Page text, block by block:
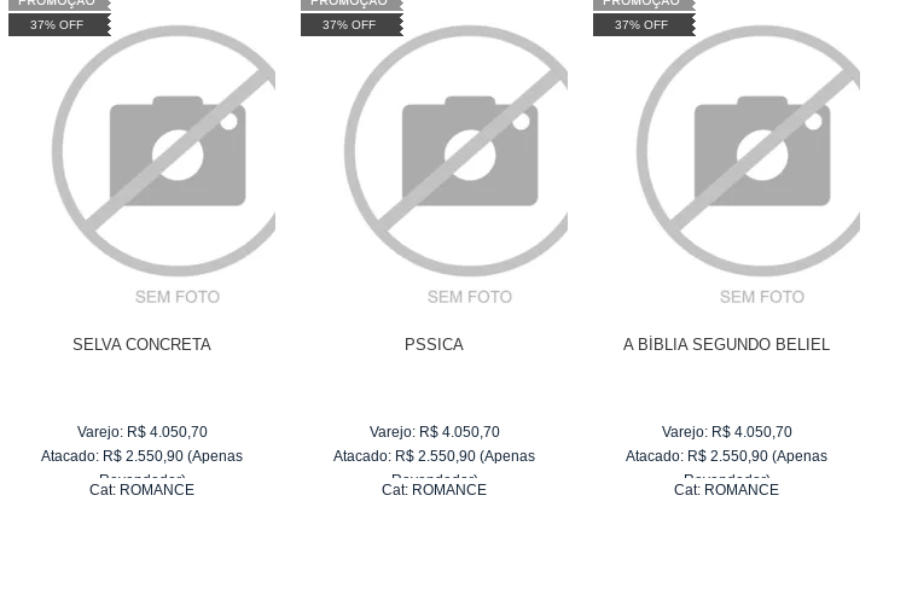
37% OFF
SELVA CONCRETA
Varejo: R$ 4.050,70
Atacado: R$ 2.550,90 (Apenas
Revendedor)
Cat: ROMANCE
37% OFF
PSSICA
Varejo: R$ 4.050,70
Atacado: R$ 2.550,90 (Apenas
Revendedor)
Cat: ROMANCE
37% OFF
A BÍBLIA SEGUNDO BELIEL
Varejo: R$ 4.050,70
Atacado: R$ 2.550,90 (Apenas
Revendedor)
Cat: ROMANCE